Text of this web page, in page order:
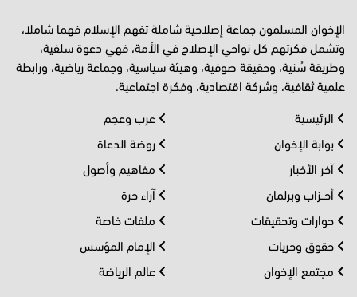
الإخوان المسلمون جماعة إصلاحية شاملة تفهم الإسلام فهما شاملا،
وتشمل فكرتهم كل نواحي الإصلاح في الأمة، فهي دعوة سلفية،
وطريقة سُنية، وحقيقة صوفية، وهيئة سياسية، وجماعة رياضية، ورابطة
علمية ثقافية، وشركة اقتصادية، وفكرة اجتماعية.
الرئيسية
بوابة الإخوان
آخر الأخبار
أحــزاب وبرلمان
حوارات وتحقيقات
حقوق وحريات
مجتمع الإخوان
عرب وعجم
روضة الدعاة
مفاهيم وأصول
آراء حرة
ملفات خاصة
الإمام المؤسس
عالم الرياضة